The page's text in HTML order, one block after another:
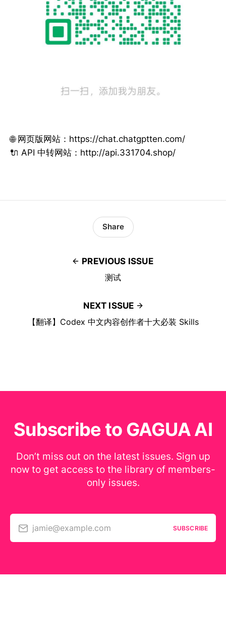
🌐 网页版网站：https://chat.chatgptten.com/
🔌 API 中转网站：http://api.331704.shop/
PREVIOUS ISSUE
测试
Share
NEXT ISSUE
【翻译】Codex 中文内容创作者十大必装 Skills
Subscribe to GAGUA AI
Don’t miss out on the latest issues. Sign up
now to get access to the library of members-
only issues.
jamie@example.com SUBSCRIBE